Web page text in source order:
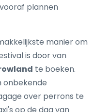
plannen
manier om
is door van
te boeken.
onbekende
over perrons te